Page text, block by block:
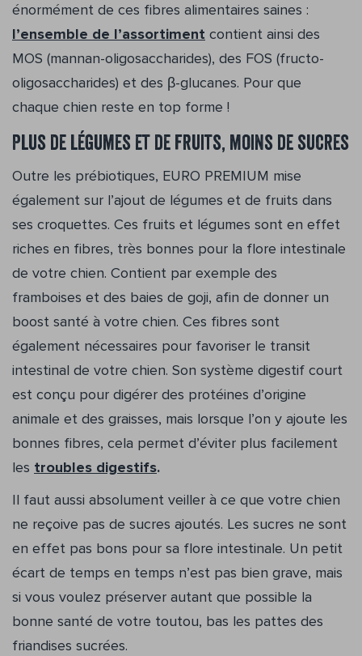
énormément de ces fibres alimentaires saines :
l’ensemble de l’assortiment contient ainsi des
MOS (mannan-oligosaccharides), des FOS (fructo-
oligosaccharides) et des β-glucanes. Pour que
chaque chien reste en top forme !
Plus de légumes et de fruits, moins de sucres
Outre les prébiotiques, EURO PREMIUM mise
également sur l’ajout de légumes et de fruits dans
ses croquettes. Ces fruits et légumes sont en effet
riches en fibres, très bonnes pour la flore intestinale
de votre chien. Contient par exemple des
framboises et des baies de goji, afin de donner un
boost santé à votre chien. Ces fibres sont
également nécessaires pour favoriser le transit
intestinal de votre chien. Son système digestif court
est conçu pour digérer des protéines d’origine
animale et des graisses, mais lorsque l’on y ajoute les
bonnes fibres, cela permet d’éviter plus facilement
les troubles digestifs.
Il faut aussi absolument veiller à ce que votre chien
ne reçoive pas de sucres ajoutés. Les sucres ne sont
en effet pas bons pour sa flore intestinale. Un petit
écart de temps en temps n’est pas bien grave, mais
si vous voulez préserver autant que possible la
bonne santé de votre toutou, bas les pattes des
friandises sucrées.